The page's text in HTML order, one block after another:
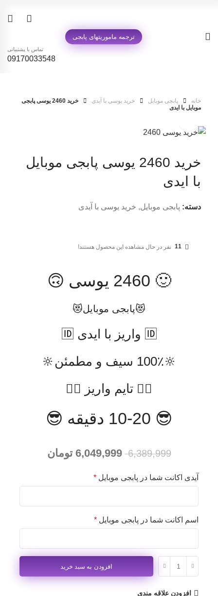
ترجمه ماموریتهای پابجی
0
تماس با پشتیبانی
09170033548
خانه پابجی موبایل خرید یوسی با آیدی
خرید 2460 یوسی پابجی
موبایل با ایدی
خرید 2460 یوسی پابجی موبایل
با ایدی
دسته: پابجی موبایل, خرید یوسی با آیدی
11 نفر در حال مشاهده این محصول هستند!
🙂 2460 یوسی 🙃
😻پابجی موبایل😻
🆔️ واریز با ایدی 🆔️
🔆100٪ سیف و مطمئن🔆
👇🏻 تایم واریز 👇🏻
😎 10-20 دقیقه 😎
6,389,999
6,049,999 تومان
آیدی اکانت شما در پابجی موبایل *
اسم اکانت شما در پابجی موبایل *
افزودن به سبد خرید
افزودن علاقه مندی